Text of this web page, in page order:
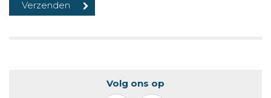
Volg ons op